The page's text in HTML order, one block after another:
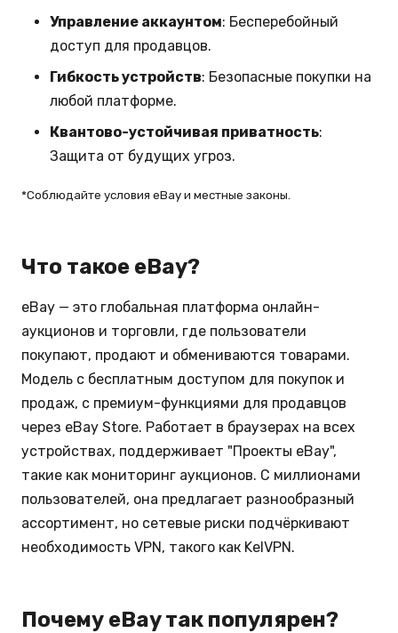
Управление аккаунтом: Бесперебойный
доступ для продавцов.
Гибкость устройств: Безопасные покупки на
любой платформе.
Квантово-устойчивая приватность:
Защита от будущих угроз.
*Соблюдайте условия eBay и местные законы.
Что такое eBay?
eBay — это глобальная платформа онлайн-
аукционов и торговли, где пользователи
покупают, продают и обмениваются товарами.
Модель с бесплатным доступом для покупок и
продаж, с премиум-функциями для продавцов
через eBay Store. Работает в браузерах на всех
устройствах, поддерживает "Проекты eBay",
такие как мониторинг аукционов. С миллионами
пользователей, она предлагает разнообразный
ассортимент, но сетевые риски подчёркивают
необходимость VPN, такого как KelVPN.
Почему eBay так популярен?